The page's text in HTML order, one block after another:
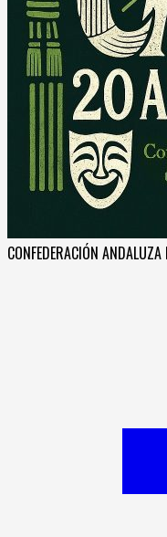
CONFEDERACIÓN